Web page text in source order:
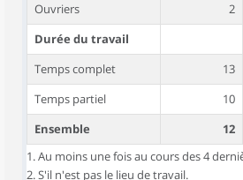
Ouvriers
2
Durée du travail
Temps complet
13
Temps partiel
10
Ensemble
12
1. Au moins une fois au cours des 4
2. S'il n'est pas le lieu de travail.